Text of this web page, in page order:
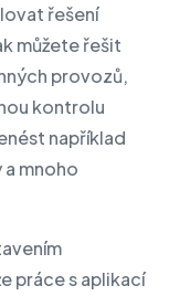
řešení
můžete řešit
provozů,
kontrolu
například
mnoho
práce s aplikací